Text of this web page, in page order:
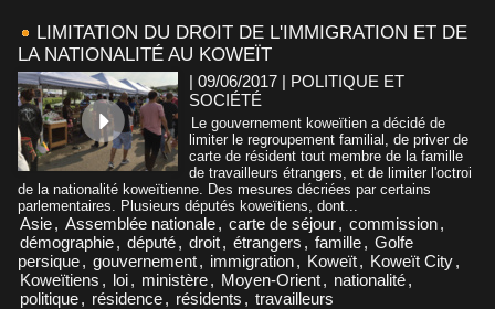
LIMITATION DU DROIT DE L'IMMIGRATION ET DE
LA NATIONALITÉ AU KOWEÏT
| 09/06/2017 | POLITIQUE ET
SOCIÉTÉ
Le gouvernement koweïtien a décidé de
limiter le regroupement familial, de priver de
carte de résident tout membre de la famille
de travailleurs étrangers, et de limiter l'octroi
de la nationalité koweïtienne. Des mesures décriées par certains
parlementaires. Plusieurs députés koweïtiens, dont...
Asie, Assemblée nationale, carte de séjour, commission,
démographie, député, droit, étrangers , famille, Golfe
persique, gouvernement, immigration, Koweït, Koweït City,
Koweïtiens , loi, ministère, Moyen-Orient, nationalité,
politique, résidence, résidents , travailleurs